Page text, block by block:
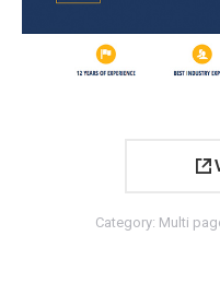
Category: Multi